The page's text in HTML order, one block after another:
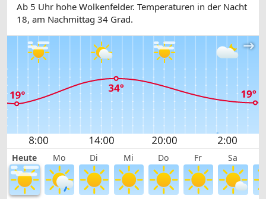
Ab 5 Uhr hohe Wolkenfelder. Temperaturen in der Nacht
18, am Nachmittag 34 Grad.
Heute Mo Di Mi Do Fr Sa